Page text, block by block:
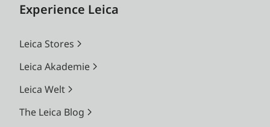
Experience Leica
Leica Stores
Leica Akademie
Leica Welt
The Leica Blog